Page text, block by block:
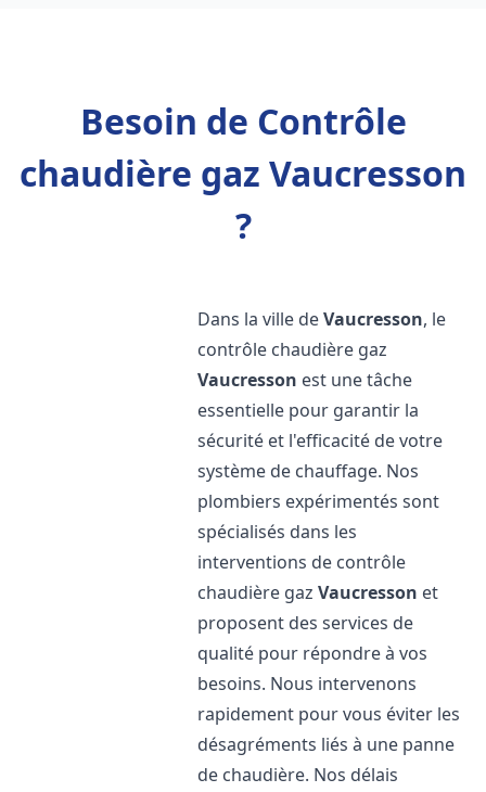
Besoin de Contrôle
chaudière gaz Vaucresson
?
Dans la ville deVaucresson, le
contrôle chaudière gaz
Vaucresson est une tâche
essentielle pour garantir la
sécurité et l'efficacité de votre
système de chauffage. Nos
plombiers expérimentés sont
spécialisés dans les
interventions de contrôle
chaudière gazVaucresson et
proposent des services de
qualité pour répondre à vos
besoins. Nous intervenons
rapidement pour vous éviter les
désagréments liés à une panne
de chaudière. Nos délais